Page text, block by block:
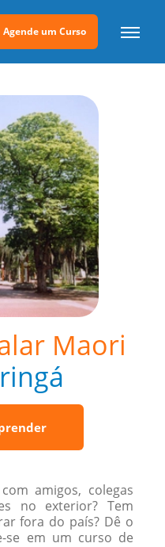
Agende um Curso
Maori
amigos, colegas
no exterior? Tem
fora do país? Dê o
se em um curso de